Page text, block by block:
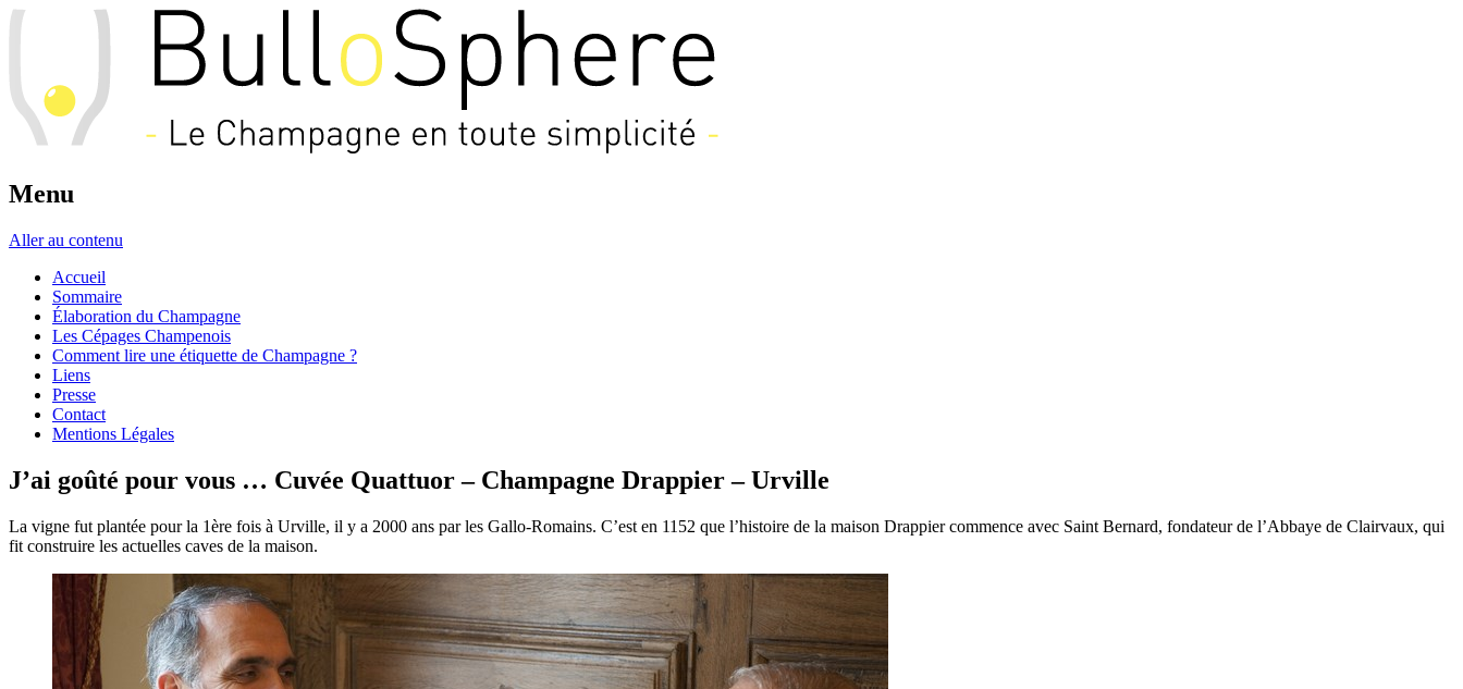
Menu
Aller au contenu
Accueil
Sommaire
Élaboration du Champagne
Les Cépages Champenois
Comment lire une étiquette de Champagne ?
Liens
Presse
Contact
Mentions Légales
J’ai goûté pour vous … Cuvée Quattuor – Champagne Drappier – Urville
La vigne fut plantée pour la 1ère fois à Urville, il y a 2000 ans par les Gallo-Romains. C’est en 1152 que l’histoire de la maison Drappier commence avec Saint Bernard, fondateur de l’Abbaye de Clairvaux, qui
fit construire les actuelles caves de la maison.